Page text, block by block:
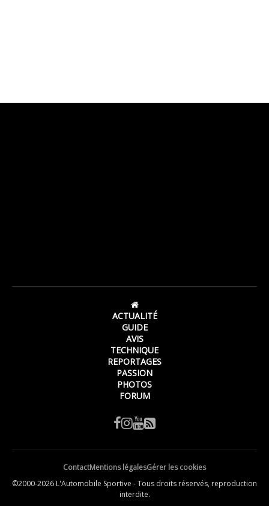
ACTUALITÉ
GUIDE
AVIS
TECHNIQUE
REPORTAGES
PASSION
PHOTOS
FORUM
ContactMentions légalesGérer les cookies
©2000-2026 L'Automobile Sportive - Tous droits réservés, reproduction
interdite.